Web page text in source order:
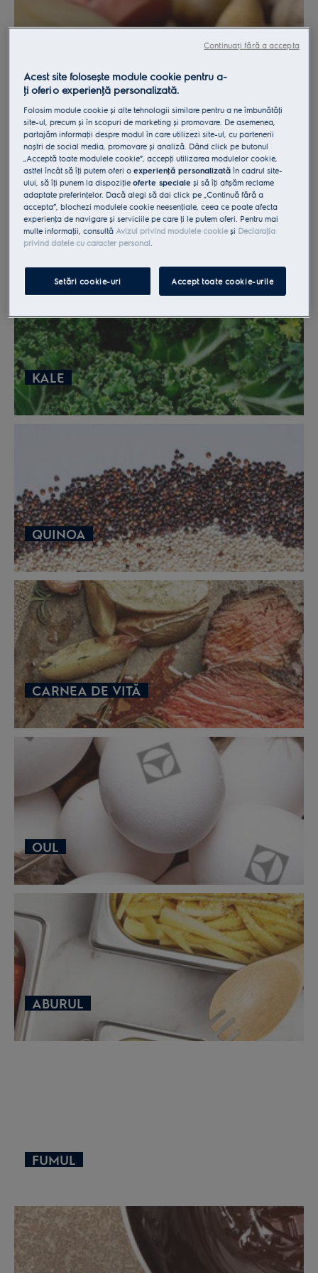
MĂRUL DE VOINEȘTI
KALE
QUINOA
CARNEA DE VITĂ
OUL
ABURUL
FUMUL
Acest site folosește module cookie pentru a-
ţi oferi o experienţă personalizată.
Folosim module cookie și alte tehnologii similare pentru a ne îmbunătăţi
site-ul, precum și în scopuri de marketing și promovare. De asemenea,
partajăm informaţii despre modul în care utilizezi site-ul, cu partenerii
noștri de social media, promovare și analiză. Dând click pe butonul
„Acceptă toate modulele cookie”, accepţi utilizarea modulelor cookie,
astfel încât să îţi putem oferi oexperienţă personalizată în cadrul site-
ului, să îţi punem la dispoziţieoferte speciale și să îţi afișăm reclame
adaptate preferinţelor. Dacă alegi să dai click pe „Continuă fără a
accepta”, blochezi modulele cookie neesenţiale, ceea ce poate afecta
experienţa de navigare și serviciile pe care ţi le putem oferi. Pentru mai
multe informaţii, consultă Avizul privind modulele cookieși Declaraţia
privind datele cu caracter personal.
Setări cookie-uri Accept toate cookie-urile
Continuați fără a accepta